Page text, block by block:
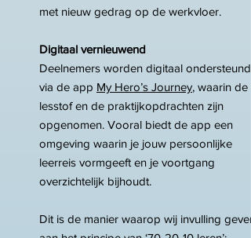
met nieuw gedrag op de werkvloer.
Digitaal vernieuwend
Deelnemers worden digitaal ondersteund
via de app My Hero’s Journey, waarin de
lesstof en de praktijkopdrachten zijn
opgenomen. Vooral biedt de app een
omgeving waarin je jouw persoonlijke
leerreis vormgeeft en je voortgang
overzichtelijk bijhoudt.
Dit is de manier waarop wij invulling geven